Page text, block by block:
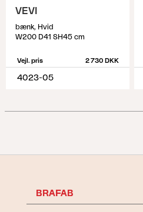
VEVI
bænk, Hvid
W200 D41 SH45 cm
Vejl. pris 2 730 DKK
4023-05
BRAFAB